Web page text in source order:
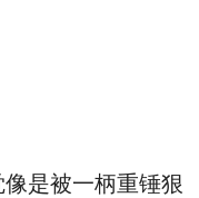
是被一柄重锤狠